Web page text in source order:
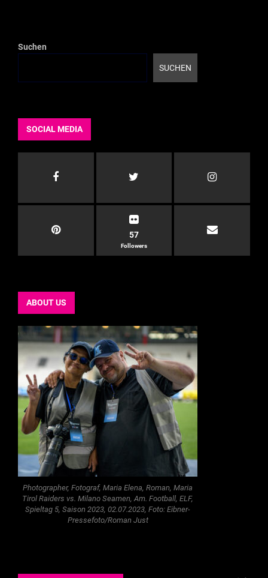
Suchen
SUCHEN
SOCIAL MEDIA
57
Followers
ABOUT US
Photographer, Fotograf, Maria Elena, Roman, Maria
Tirol Raiders vs. Milano Seamen, Am. Football, ELF,
Spieltag 5, Saison 2023, 02.07.2023, Foto: Eibner-
Pressefoto/Roman Just